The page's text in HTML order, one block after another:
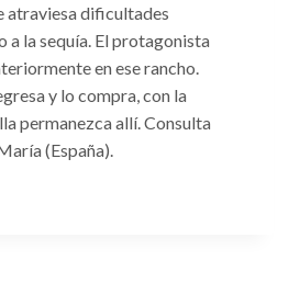
atraviesa dificultades
a la sequía. El protagonista
en ese rancho.
y lo compra, con la
permanezca allí. Consulta
(España).